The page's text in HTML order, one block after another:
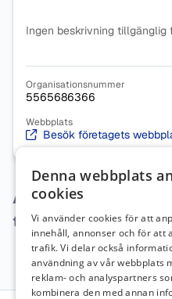
Ingen beskrivning tillgänglig
Organisationsnummer
5565686366
Webbplats
Besök företagets
Arbetsgivaren har
tillfället.
Denna webbplats
cookies
Vi använder cookies för att
innehåll, annonser och för att
trafik. Vi delar också
användning av vår webbplats
reklam- och analyspartners
kombinera den med annan